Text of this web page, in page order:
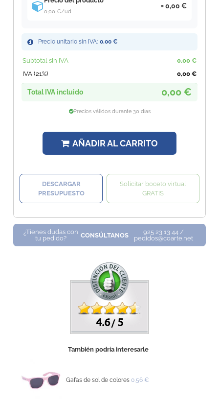
0,00 €/ud
0,00 €
Precio unitario sin IVA: 0,00 €
Subtotal sin IVA
0,00 €
IVA (21%)
0,00 €
Total IVA incluido 0,00 €
Precios válidos durante 30 días
AÑADIR AL CARRITO
DESCARGAR
PRESUPUESTO
Solicitar boceto virtual
GRATIS
¿Tienes dudas con
tu pedido?
CONSÚLTANOS
925 23 13 44 /
pedidos@coarte.net
4.6 /5
También podría interesarle
Gafas de sol de colores 0,56 €